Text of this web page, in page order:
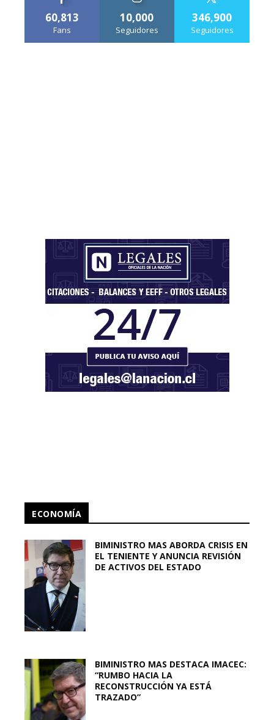
60,813
Fans
10,000
Seguidores
346,900
Seguidores
ECONOMÍA
BIMINISTRO MAS ABORDA CRISIS EN
EL TENIENTE Y ANUNCIA REVISIÓN
DE ACTIVOS DEL ESTADO
BIMINISTRO MAS DESTACA IMACEC:
“RUMBO HACIA LA
RECONSTRUCCIÓN YA ESTÁ
TRAZADO”